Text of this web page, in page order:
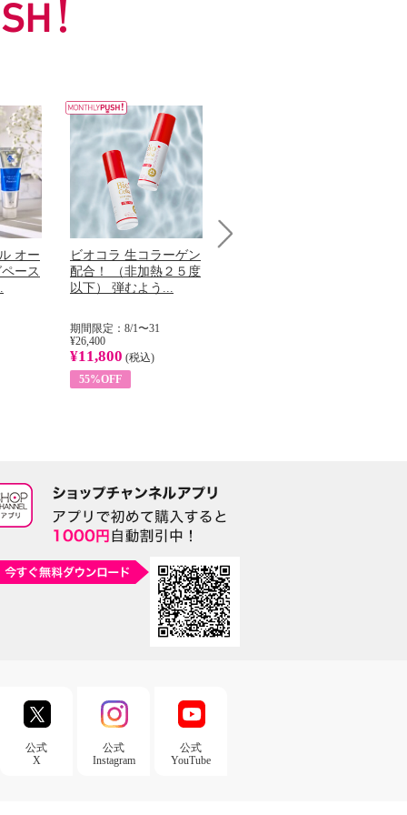
オー
ース
ビオコラ 生コラーゲン
配合！ （非加熱２５度
以下） 弾むよう...
期間限定：8/1〜31
¥26,400
¥11,800 (税込)
55%OFF
公式
X
公式
Instagram
公式
YouTube